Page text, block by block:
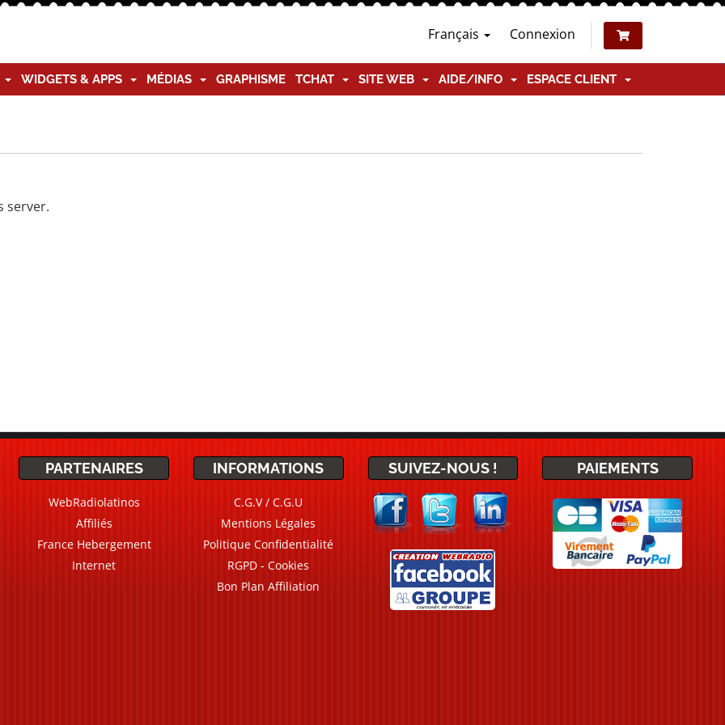
Français Connexion
WIDGETS & APPS MÉDIAS GRAPHISME TCHAT SITE WEB AIDE/INFO ESPACE CLIENT
server.
PARTENAIRES
WebRadiolatinos
Affiliés
France Hebergement
Internet
INFORMATIONS
C.G.V / C.G.U
Mentions Légales
Politique Confidentialité
RGPD - Cookies
Bon Plan Affiliation
SUIVEZ-NOUS ! PAIEMENTS